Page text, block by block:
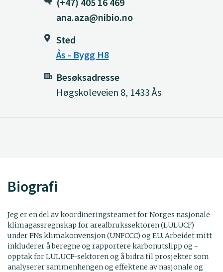
ana.aza@nibio.no
Sted
Ås - Bygg H8
Besøksadresse
Høgskoleveien 8, 1433 Ås
Biografi
Jeg er en del av koordineringsteamet for Norges nasjonale
klimagassregnskap for arealbrukssektoren (LULUCF)
under FNs klimakonvensjon (UNFCCC) og EU. Arbeidet mitt
inkluderer å beregne og rapportere karbonutslipp og -
opptak for LULUCF-sektoren og å bidra til prosjekter som
analyserer sammenhengen og effektene av nasjonale og